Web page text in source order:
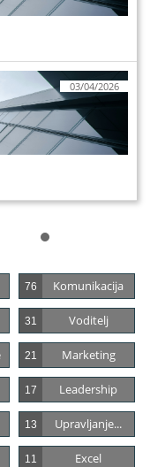
03/04/2026
Komunikacija
76
Voditelj
31
Marketing
21
Leadership
17
Upravljanje...
13
Excel
11